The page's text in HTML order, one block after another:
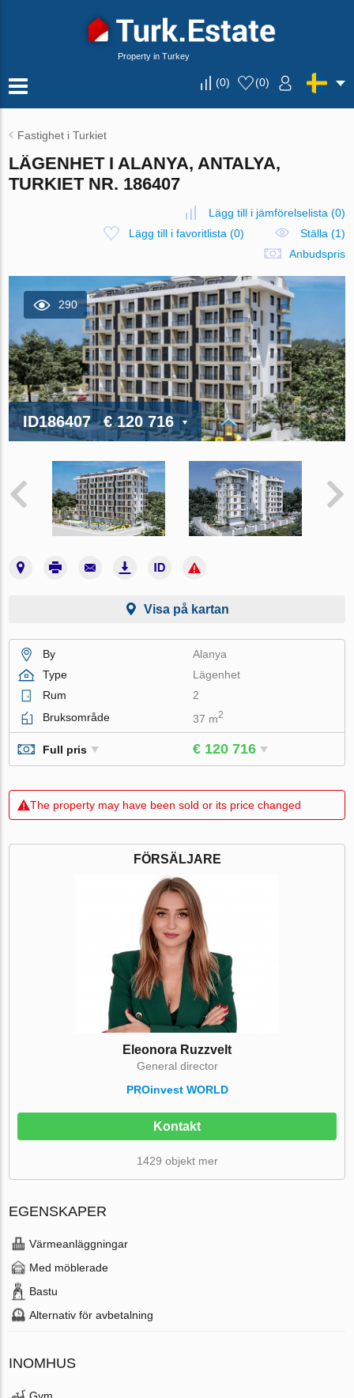
Property in Turkey
(0) (0)
Fastighet i Turkiet
LÄGENHET I ALANYA, ANTALYA,
TURKIET NR. 186407
Lägg till i jämförelselista (0)
Lägg till i favoritlista (0)
Ställa (1)
Anbudspris
290
ID186407 € 120 716
Visa på kartan
By
Alanya
Type
Lägenhet
Rum
2
Bruksområde
37 m2
Full pris € 120 716
The property may have been sold or its price changed
FÖRSÄLJARE
Eleonora Ruzzvelt
General director
PROinvest WORLD
Kontakt
1429 objekt mer
EGENSKAPER
Värmeanläggningar
Med möblerade
Bastu
Alternativ för avbetalning
INOMHUS